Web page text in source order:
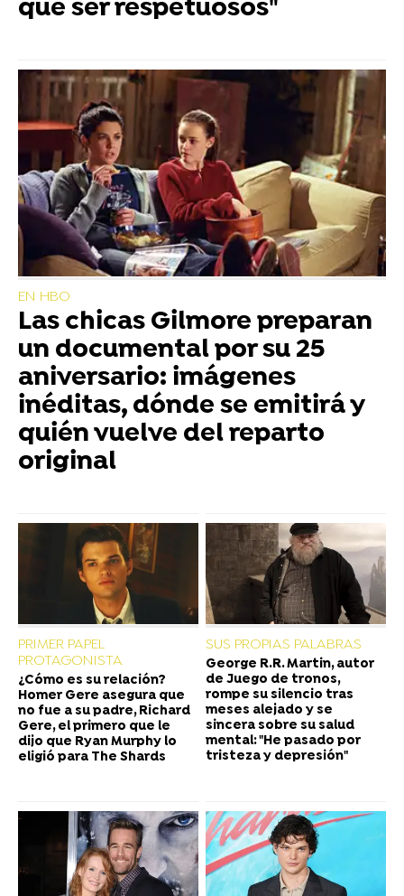
que ser respetuosos"
EN HBO
Las chicas Gilmore preparan
un documental por su 25
aniversario: imágenes
inéditas, dónde se emitirá y
quién vuelve del reparto
original
PRIMER PAPEL
PROTAGONISTA
¿Cómo es su relación?
Homer Gere asegura que
no fue a su padre, Richard
Gere, el primero que le
dijo que Ryan Murphy lo
eligió para The Shards
SUS PROPIAS PALABRAS
George R.R. Martin, autor
de Juego de tronos,
rompe su silencio tras
meses alejado y se
sincera sobre su salud
mental: "He pasado por
tristeza y depresión"